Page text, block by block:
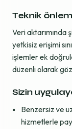
Teknik
Veri aktarımında
yetkisiz erişimi
işlemler ek
düzenli olarak
Sizin
Benzersiz ve
hizmetlerle